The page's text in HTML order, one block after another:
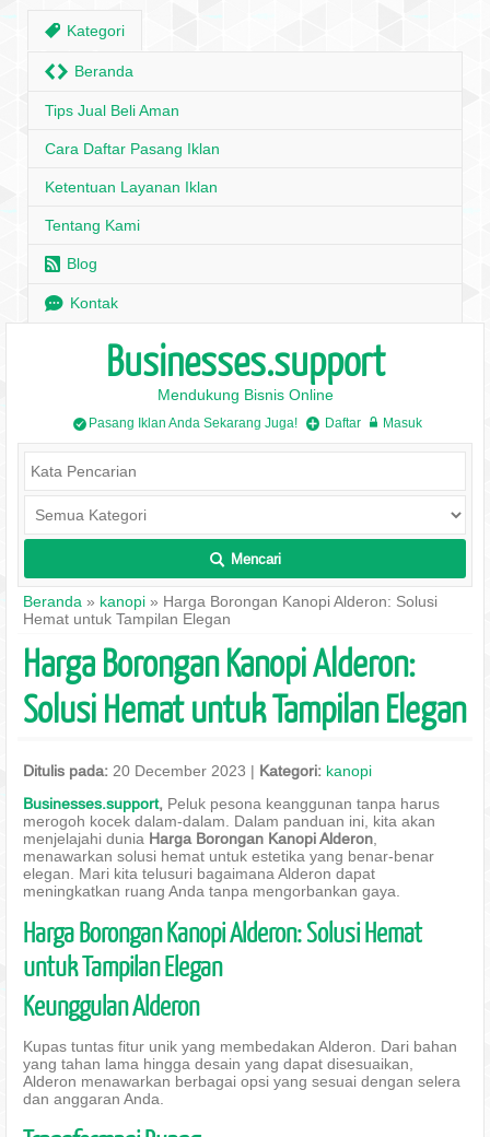
, Kategori
H Beranda
Tips Jual Beli Aman
Cara Daftar Pasang Iklan
Ketentuan Layanan Iklan
Tentang Kami
r Blog
e Kontak
Businesses.support
Mendukung Bisnis Online
/ Pasang Iklan Anda Sekarang Juga! + Daftar w Masuk
L Mencari
Beranda » kanopi » Harga Borongan Kanopi Alderon: Solusi
Hemat untuk Tampilan Elegan
Harga Borongan Kanopi Alderon:
Solusi Hemat untuk Tampilan Elegan
Ditulis pada: 20 December 2023 | Kategori: kanopi
Businesses.support, Peluk pesona keanggunan tanpa harus
merogoh kocek dalam-dalam. Dalam panduan ini, kita akan
menjelajahi dunia Harga Borongan Kanopi Alderon
menawarkan solusi hemat untuk estetika yang benar-benar
elegan. Mari kita telusuri bagaimana Alderon dapat
meningkatkan ruang Anda tanpa mengorbankan gaya.
Harga Borongan Kanopi Alderon: Solusi Hemat
untuk Tampilan Elegan
Keunggulan Alderon
Kupas tuntas fitur unik yang membedakan Alderon. Dari bahan
yang tahan lama hingga desain yang dapat disesuaikan,
Alderon menawarkan berbagai opsi yang sesuai dengan selera
dan anggaran Anda.